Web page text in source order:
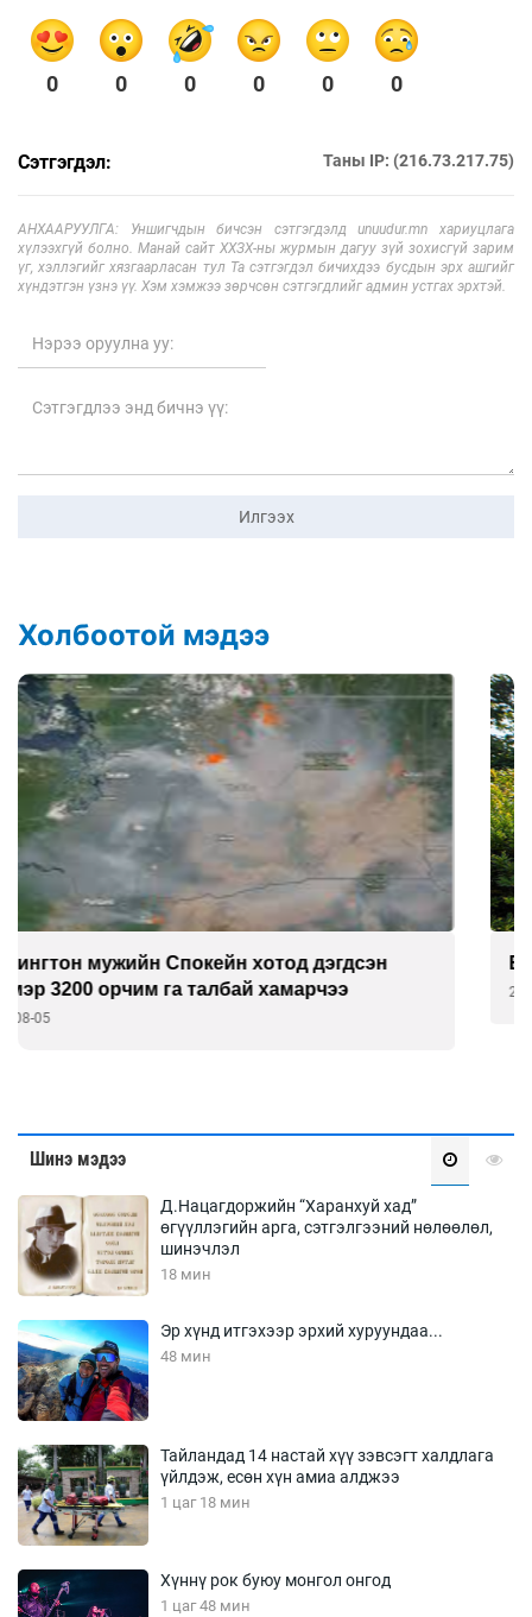
0 0 0 0 0 0
Сэтгэгдэл: Таны IP: (216.73.217.75)
АНХААРУУЛГА: Уншигчдын бичсэн сэтгэгдэлд unuudur.mn хариуцлага
хүлээхгүй болно. Манай сайт ХХЗХ-ны журмын дагуу зүй зохисгүй зарим
үг, хэллэгийг хязгаарласан тул Та сэтгэгдэл бичихдээ бусдын эрх ашгийг
хүндэтгэн үзнэ үү. Хэм хэмжээ зөрчсөн сэтгэгдлийг админ устгах эрхтэй.
Илгээх
Холбоотой мэдээ
Европчууд ФИФА-гийн боссын эсрэг
2026-08-05
Шинэ мэдээ
Д.Нацагдоржийн “Харанхуй хад”
өгүүллэгийн арга, сэтгэлгээний нөлөөлөл,
шинэчлэл
18 мин
Эр хүнд итгэхээр эрхий хуруундаа...
48 мин
Тайландад 14 настай хүү зэвсэгт халдлага
үйлдэж, есөн хүн амиа алджээ
1 цаг 18 мин
Хүннү рок буюу монгол онгод
1 цаг 48 мин